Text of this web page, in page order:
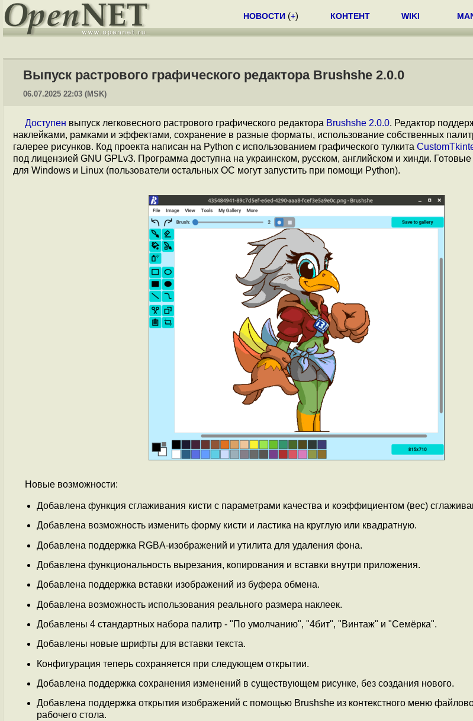
НОВОСТИ (+) КОНТЕНТ WIKI
Выпуск растрового графического редактора Brushshe 2.0.0
06.07.2025 22:03 (MSK)
Доступен выпуск легковесного растрового графического редактора Brushshe 2.0.0. Редактор
наклейками, рамками и эффектами, сохранение в разные форматы, использование собственных
галерее рисунков. Код проекта написан на Python с использованием графического тулкита
под лицензией GNU GPLv3. Программа доступна на украинском, русском, английском и хинди. Готовые
для Windows и Linux (пользователи остальных ОС могут запустить при помощи Python).
Новые возможности:
Добавлена функция сглаживания кисти с параметрами качества и коэффициентом (вес)
Добавлена возможность изменить форму кисти и ластика на круглую или квадратную.
Добавлена поддержка RGBA-изображений и утилита для удаления фона.
Добавлена функциональность вырезания, копирования и вставки внутри приложения.
Добавлена поддержка вставки изображений из буфера обмена.
Добавлена возможность использования реального размера наклеек.
Добавлены 4 стандартных набора палитр - "По умолчанию", "4бит", "Винтаж" и "Семёрка".
Добавлены новые шрифты для вставки текста.
Конфигурация теперь сохраняется при следующем открытии.
Добавлена поддержка сохранения изменений в существующем рисунке, без создания нового.
Добавлена поддержка открытия изображений с помощью Brushshe из контекстного меню
рабочего стола.